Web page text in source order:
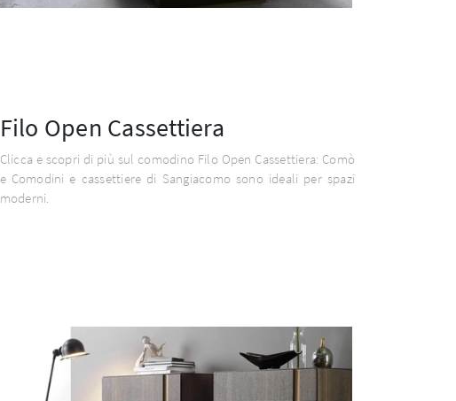
Filo Open Cassettiera
Clicca e scopri di più sul comodino Filo Open Cassettiera: Comò
e Comodini e cassettiere di Sangiacomo sono ideali per spazi
moderni.